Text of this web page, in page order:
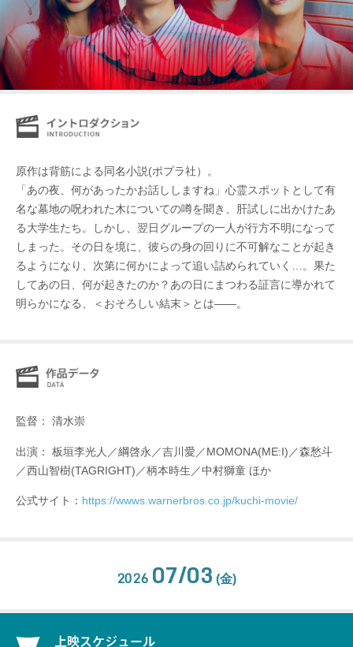
原作は背筋による同名小説(ポプラ社）。
「あの夜、何があったかお話ししますね」心霊スポットとして有
名な墓地の呪われた木についての噂を聞き、肝試しに出かけたあ
る大学生たち。しかし、翌日グループの一人が行方不明になって
しまった。その日を境に、彼らの身の回りに不可解なことが起き
るようになり、次第に何かによって追い詰められていく…。果た
してあの日、何が起きたのか？あの日にまつわる証言に導かれて
明らかになる、＜おそろしい結末＞とは――。
監督： 清水崇
出演： 板垣李光人／綱啓永／吉川愛／MOMONA(ME:I)／森愁斗
／西山智樹(TAGRIGHT)／柄本時生／中村獅童 ほか
公式サイト： https://wwws.warnerbros.co.jp/kuchi-movie/
2026 07/03 (金)